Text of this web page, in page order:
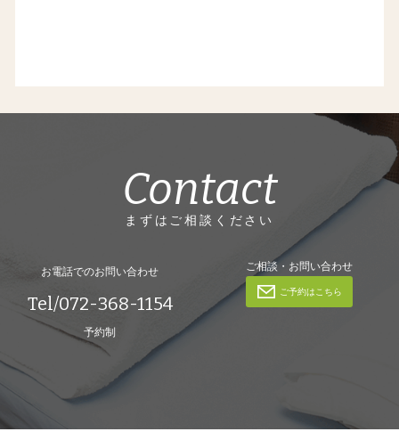
Contact
まずはご相談ください
お電話でのお問い合わせ
Tel/072-368-1154
予約制
ご相談・お問い合わせ
ご予約はこちら